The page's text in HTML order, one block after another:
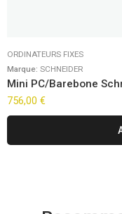
ORDINATEURS FIXES
Marque: SCHNEIDER
756,00 €